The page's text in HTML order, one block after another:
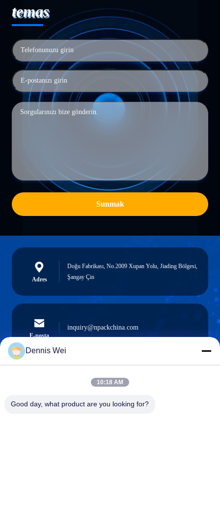
temas
Sunmak
Adres
Doğu Fabrikası, No.2009 Xupan Yolu, Jiading Bölgesi,
Şangay Çin
E-posta
inquiry@npackchina.com
0086-21-66035560
Dennis Wei
10:18 AM
Good day, what product are you looking for?